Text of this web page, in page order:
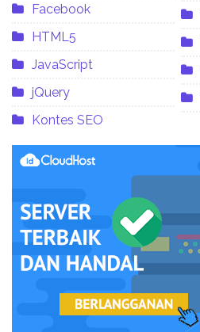
Facebook
HTML5
JavaScript
jQuery
Kontes SEO